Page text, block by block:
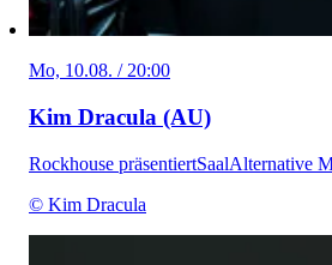
Mo, 10.08. / 20:00
Kim Dracula (AU)
Rockhouse präsentiertSaalAlternative
© Kim Dracula